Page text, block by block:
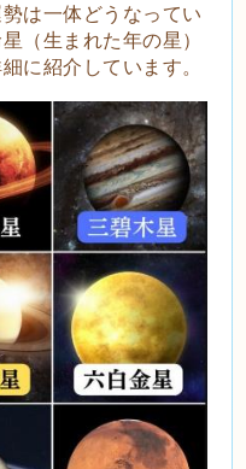
は一体どうなってい
（生まれた年の星）
に紹介しています。